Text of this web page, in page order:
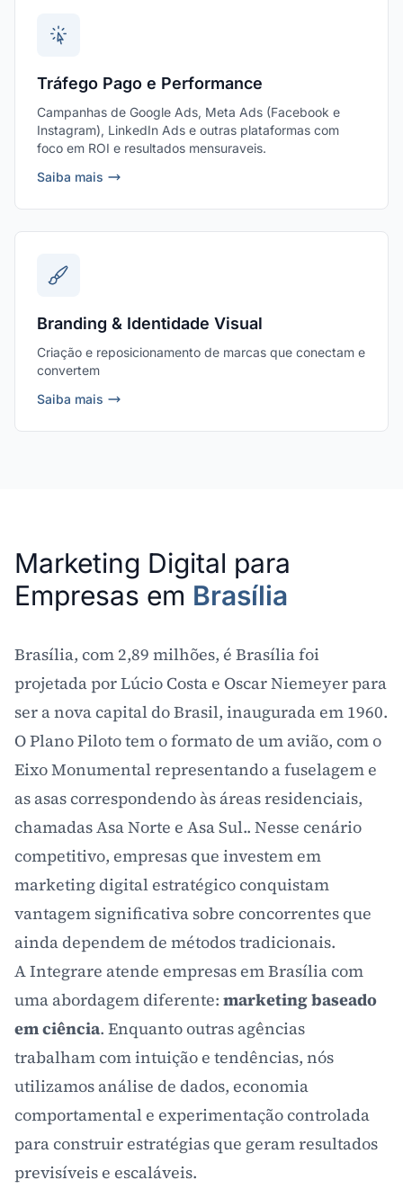
Tráfego Pago e Performance
Campanhas de Google Ads, Meta Ads (Facebook e
Instagram), LinkedIn Ads e outras plataformas com
foco em ROI e resultados mensuraveis.
Saiba mais
Branding & Identidade Visual
Criação e reposicionamento de marcas que conectam e
convertem
Saiba mais
Marketing Digital para
Empresas em Brasília
Brasília, com 2,89 milhões, é Brasília foi
projetada por Lúcio Costa e Oscar Niemeyer para
ser a nova capital do Brasil, inaugurada em 1960.
O Plano Piloto tem o formato de um avião, com o
Eixo Monumental representando a fuselagem e
as asas correspondendo às áreas residenciais,
chamadas Asa Norte e Asa Sul.. Nesse cenário
competitivo, empresas que investem em
marketing digital estratégico conquistam
vantagem significativa sobre concorrentes que
ainda dependem de métodos tradicionais.
A Integrare atende empresas em Brasília com
uma abordagem diferente: marketing baseado
em ciência. Enquanto outras agências
trabalham com intuição e tendências, nós
utilizamos análise de dados, economia
comportamental e experimentação controlada
para construir estratégias que geram resultados
previsíveis e escaláveis.